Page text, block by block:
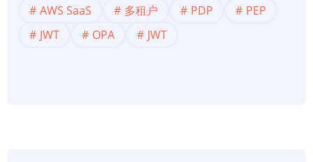
多
AWS SaaS
多租户 PDP
PEP
JWT
OPA JWT